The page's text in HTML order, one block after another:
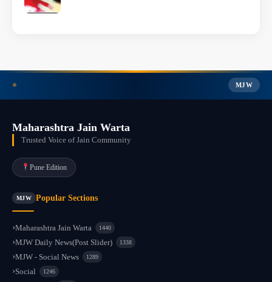
MJW
Maharashtra Jain Warta
Trusted Voice of Jain Community
Pune Edition
MJW Popular Sections
Maharashtra Jain Warta 1440
MJW Daily News(Post Slider) 1338
MJW - Social News 1289
Social 1246